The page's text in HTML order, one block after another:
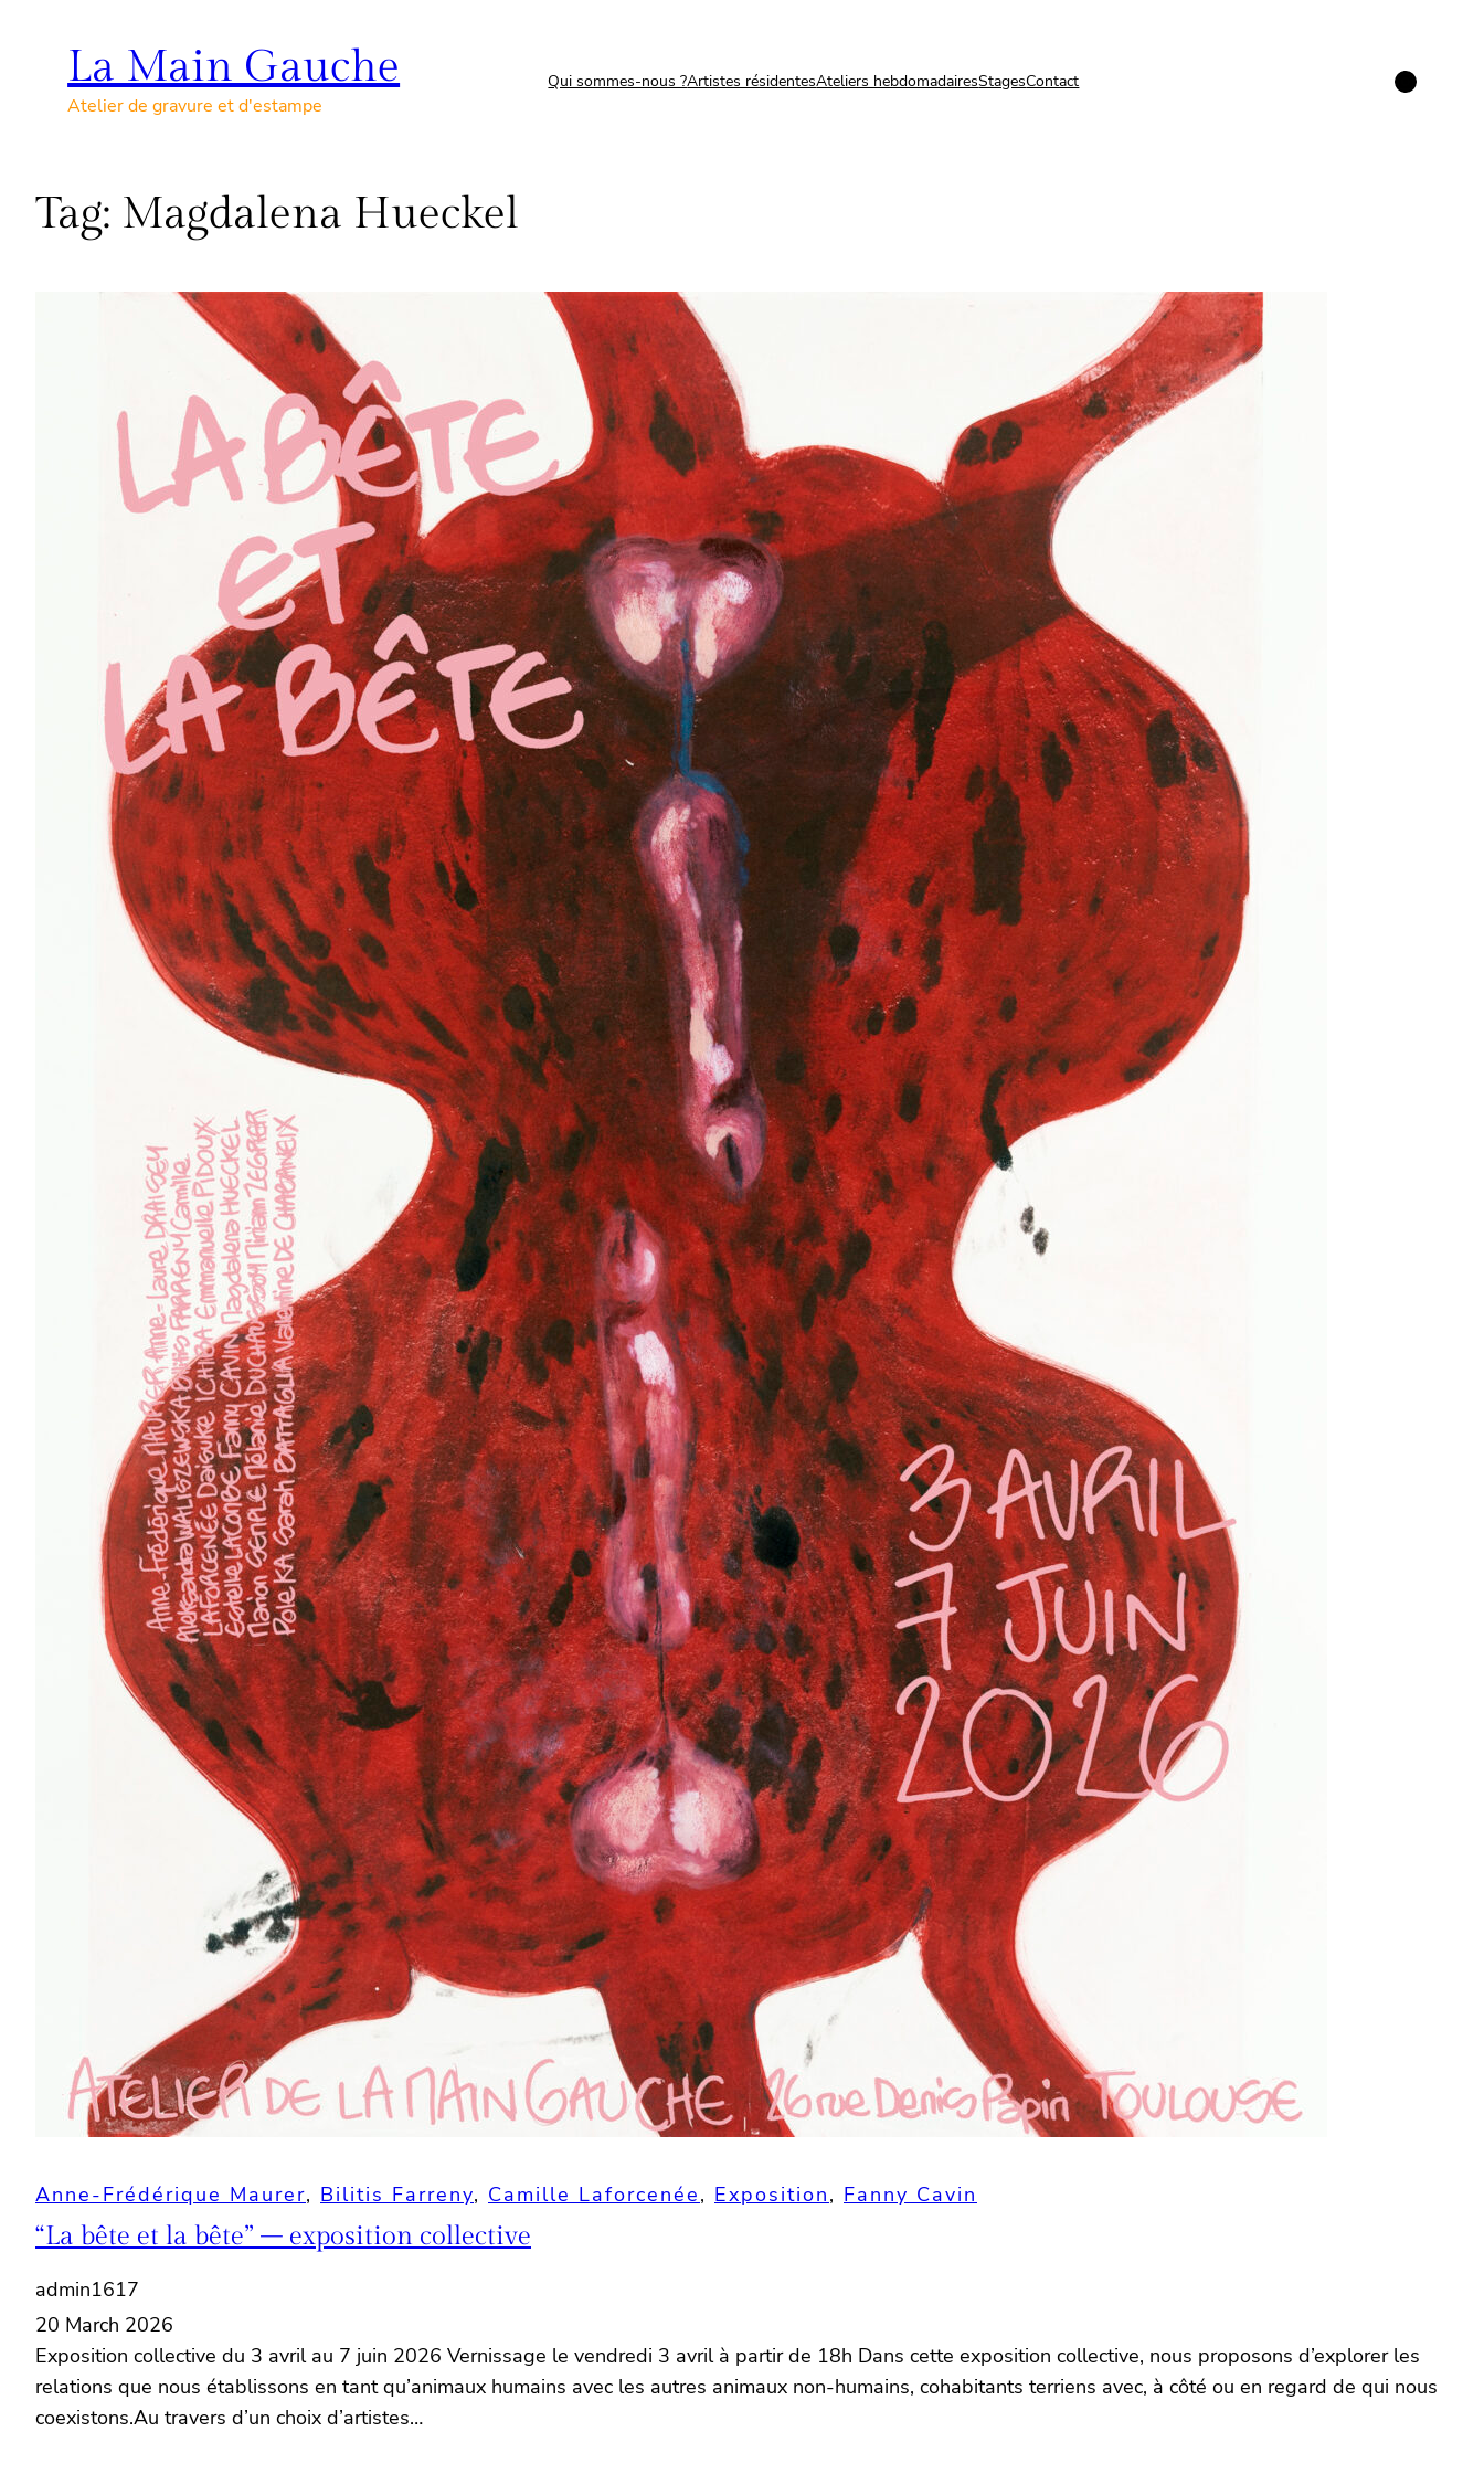
contentLa Main Gauche
Atelier de gravure et d'estampe
Qui sommes-nous ?Artistes résidentesAteliers hebdomadairesStagesContact Instagram
Tag: Magdalena Hueckel
Anne-Frédérique Maurer, Bilitis Farreny, Camille Laforcenée, Exposition, Fanny Cavin
“La bête et la bête” – exposition collective
admin1617
20 March 2026
Exposition collective du 3 avril au 7 juin 2026 Vernissage le vendredi 3 avril à partir de 18h Dans cette exposition collective, nous proposons d’explorer les
relations que nous établissons en tant qu’animaux humains avec les autres animaux non-humains, cohabitants terriens avec, à côté ou en regard de qui nous
coexistons.Au travers d’un choix d’artistes…